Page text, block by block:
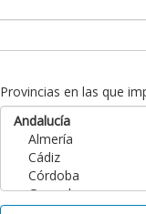
Provincias en las que